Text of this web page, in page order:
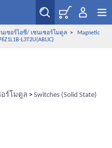
นเซอร์ไอซี/ เซนเซอร์โมดูล>
Magnetic
L3T2U(ABLIC)
อร์โมดูล >Switches (Solid State)